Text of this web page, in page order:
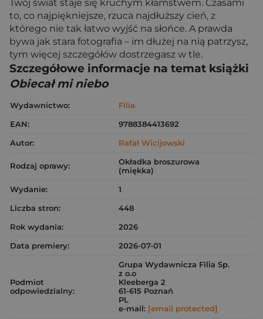
Twój świat staje się kruchym kłamstwem. Czasami
to, co najpiękniejsze, rzuca najdłuższy cień, z
którego nie tak łatwo wyjść na słońce. A prawda
bywa jak stara fotografia – im dłużej na nią patrzysz,
tym więcej szczegółów dostrzegasz w tle.
Szczegółowe informacje na temat książki
Obiecał mi niebo
Wydawnictwo:
Filia
EAN:
9788384413692
Autor:
Rafał Wicijowski
Rodzaj oprawy:
Okładka broszurowa
(miękka)
Wydanie:
1
Liczba stron:
448
Rok wydania:
2026
Data premiery:
2026-07-01
Podmiot
odpowiedzialny:
Grupa Wydawnicza Filia Sp.
z o.o
Kleeberga 2
61-615 Poznań
PL
e-mail: [email protected]